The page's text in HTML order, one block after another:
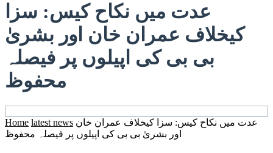
عدت میں نکاح کیس: سزا
کیخلاف عمران خان اور بشریٰ
بی بی کی اپیلوں پر فیصلہ
محفوظ
Home latest news عدت میں نکاح کیس: سزا کیخلاف عمران خان
اور بشریٰ بی بی کی اپیلوں پر فیصلہ محفوظ